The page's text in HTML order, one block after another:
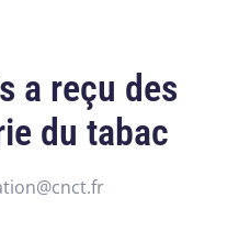
a reçu des
du tabac